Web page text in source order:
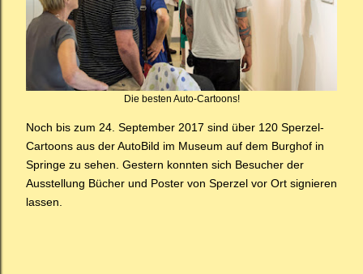
Die besten Auto-Cartoons!
Noch bis zum 24. September 2017 sind über 120 Sperzel-
Cartoons aus der AutoBild im Museum auf dem Burghof in
Springe zu sehen. Gestern konnten sich Besucher der
Ausstellung Bücher und Poster von Sperzel vor Ort signieren
lassen.